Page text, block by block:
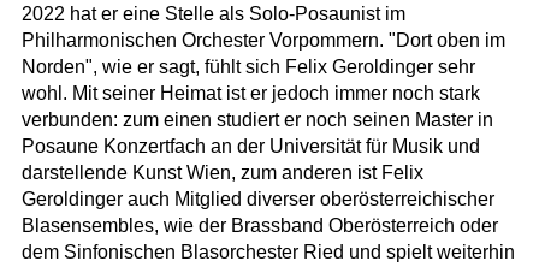
2022 hat er eine Stelle als Solo-Posaunist im
Philharmonischen Orchester Vorpommern. "Dort oben im
Norden", wie er sagt, fühlt sich Felix Geroldinger sehr
wohl. Mit seiner Heimat ist er jedoch immer noch stark
verbunden: zum einen studiert er noch seinen Master in
Posaune Konzertfach an der Universität für Musik und
darstellende Kunst Wien, zum anderen ist Felix
Geroldinger auch Mitglied diverser oberösterreichischer
Blasensembles, wie der Brassband Oberösterreich oder
dem Sinfonischen Blasorchester Ried und spielt weiterhin